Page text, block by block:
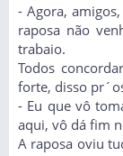
- Agora,
raposa não
trabaio.
Todos
forte, disso
- Eu que vô
aqui, vô dá fim
A raposa oviu